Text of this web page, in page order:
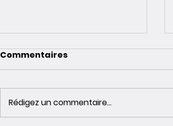
Commentaires
Rédigez un commentaire...